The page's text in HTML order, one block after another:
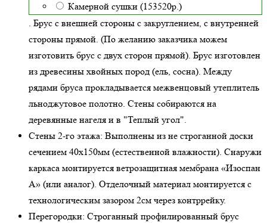
Камерной сушки (153520р.)
. Брус с внешней стороны с закруглением, с внутренней
стороны прямой. (По желанию заказчика можем
изготовить брус с двух сторон прямой). Брус изготовлен
из древесины хвойных пород (ель, сосна). Между
рядами бруса прокладывается межвенцовый утеплитель
льноджутовое полотно. Стены собираются на
деревянные нагеля и в "Теплый угол".
Стены 2-го этажа: Выполнены из не строганной доски
сечением 40х150мм (естественной влажности). Снаружи
каркаса монтируется ветрозащитная мембрана «Изоспан
А» (или аналог). Отделочный материал монтируется с
технологическим зазором 2см через контррейку.
Перегородки: Строганный профилированный брус